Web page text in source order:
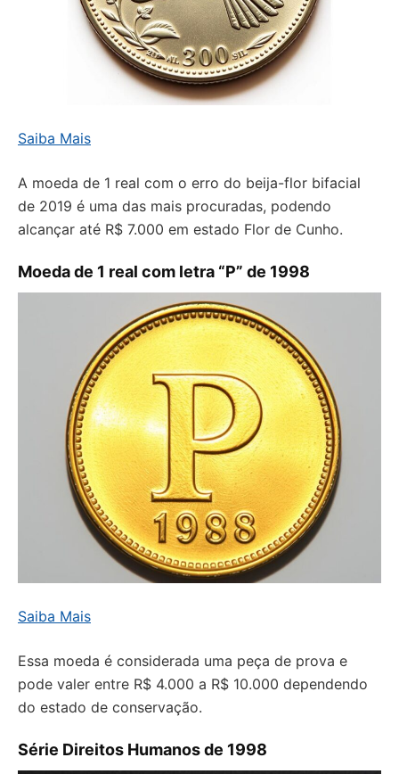
Saiba Mais
A moeda de 1 real com o erro do beija-flor bifacial
de 2019 é uma das mais procuradas, podendo
alcançar até R$ 7.000 em estado Flor de Cunho.
Moeda de 1 real com letra “P” de 1998
Saiba Mais
Essa moeda é considerada uma peça de prova e
pode valer entre R$ 4.000 a R$ 10.000 dependendo
do estado de conservação.
Série Direitos Humanos de 1998